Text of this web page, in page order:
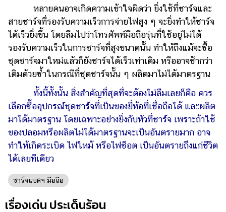
และ
เด็ก
สัตว์
เลี้ยง
Infographic
บริการ
แอปฯ
กระปุก
คอร์ส
ออนไลน์
เลข
หลายคนอาจเกิดความเข้าใจผิดว่า ยิ่งใช้ที่ชาร์จและ
สายชาร์จที่รองรับความเร็วการจ่ายไฟสูง ๆ จะยิ่งทำให้ชาร์จ
ได้เร็วยิ่งขึ้น โดยลืมไปว่าโทรศัพท์มือถือรุ่นที่ใช้อยู่ไม่ได้
รองรับความเร็วในการชาร์จที่สูงขนาดนั้น ทำให้ถึงแม้จะซื้อ
ชุดชาร์จมาใหม่แล้วก็ยังชาร์จได้เร็วเท่าเดิม หรืออาจช้ากว่า
เดิมด้วยซ้ำในกรณีที่ชุดชาร์จนั้น ๆ ผลิตมาไม่ได้มาตรฐาน
ทั้งนี้ทั้งนั้น สิ่งสำคัญที่สุดที่จะต้องไม่ลืมเลยก็คือ ควร
เลือกซื้ออุปกรณ์ชุดชาร์จที่เป็นของยี่ห้อที่เชื่อถือได้ และผลิต
มาได้มาตรฐาน โดยเฉพาะอย่างยิ่งกับหัวที่ชาร์จ เพราะถ้าใช้
ของปลอมหรือผลิตไม่ได้มาตรฐานจะเป็นอันตรายมาก อาจ
ทำให้เกิดระเบิด ไฟใหม้ หรือไฟช็อต เป็นอันตรายถึงแก่ชีวิต
ได้เลยทีเดียว
ชาร์จแบตฯ มือถือ
เรื่องเด่น ประเด็นร้อน